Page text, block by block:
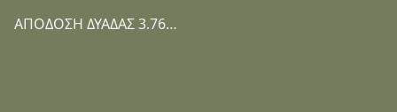
ΑΠΟΔΟΣΗ ΔΥΑΔΑΣ 3.76…